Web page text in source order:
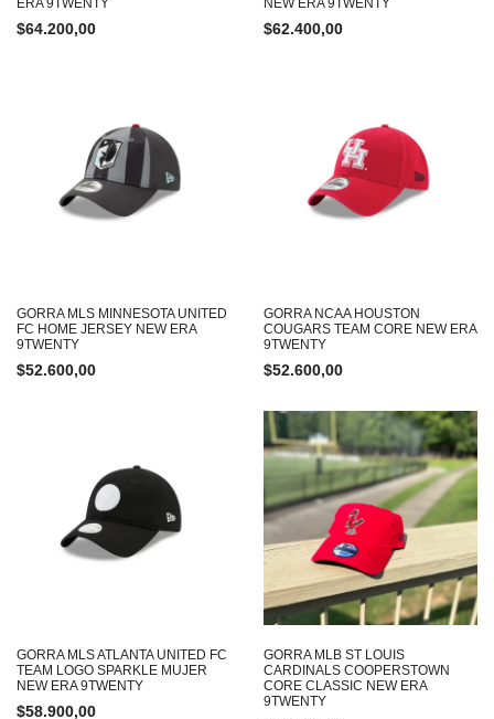
ERA 9TWENTY
$64.200,00
NEW ERA 9TWENTY
$62.400,00
GORRA MLS MINNESOTA UNITED
FC HOME JERSEY NEW ERA
9TWENTY
$52.600,00
GORRA NCAA HOUSTON
COUGARS TEAM CORE NEW ERA
9TWENTY
$52.600,00
GORRA MLS ATLANTA UNITED FC
TEAM LOGO SPARKLE MUJER
NEW ERA 9TWENTY
$58.900,00
GORRA MLB ST LOUIS
CARDINALS COOPERSTOWN
CORE CLASSIC NEW ERA
9TWENTY